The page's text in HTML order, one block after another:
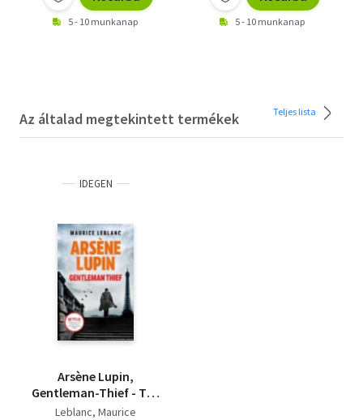
5 - 10 munkanap 5 - 10 munkanap
Az általad megtekintett termékek Teljes lista
IDEGEN
Arsène Lupin,
Gentleman-Thief - The
inspiration behind the
Leblanc, Maurice